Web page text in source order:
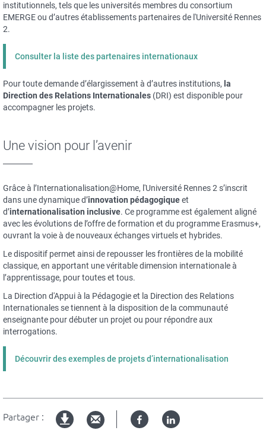
institutionnels, tels que les universités membres du consortium
EMERGE ou d’autres établissements partenaires de l'Université Rennes
2.
Consulter la liste des partenaires internationaux
Pour toute demande d’élargissement à d’autres institutions, la
Direction des Relations Internationales (DRI) est disponible pour
accompagner les projets.
Une vision pour l’avenir
Grâce à l’Internationalisation@Home, l'Université Rennes 2 s’inscrit
dans une dynamique d’innovation pédagogiqueet
d’internationalisation inclusive. Ce programme est également aligné
avec les évolutions de l’offre de formation et du programme Erasmus+,
ouvrant la voie à de nouveaux échanges virtuels et hybrides.
Le dispositif permet ainsi de repousser les frontières de la mobilité
classique, en apportant une véritable dimension internationale à
l’apprentissage, pour toutes et tous.
La Direction d'Appui à la Pédagogie et la Direction des Relations
Internationales se tiennent à la disposition de la communauté
enseignante pour débuter un projet ou pour répondre aux
interrogations.
Découvrir des exemples de projets d’internationalisation
Partager : FacebookLinked